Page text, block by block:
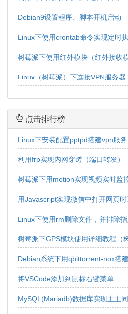
Debian9设置程序、脚本开机启动
Linux下使用crontab命令实现定时
Linux（树莓派）下连接VPN服务器
点击排行榜
利用frp实现内网穿透（端口转发）
树莓派下用motion实现视频实时监
Linux下使用rm删除文件，并排除
Debian系统下用qbittorrent-nox搭
将VSCode添加到鼠标右键菜单